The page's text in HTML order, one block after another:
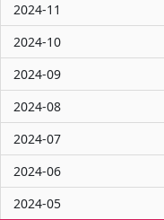
2024-11
2024-10
2024-09
2024-08
2024-07
2024-06
2024-05